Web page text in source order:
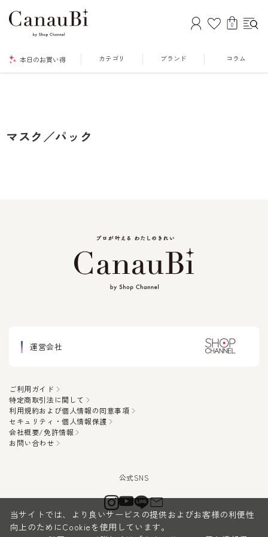
0
本日のお買い得 カテゴリ ブランド コラム
マスク／パック
運営会社
ご利用ガイド
特定商取引法に関して
利用規約および個人情報の同意事項
セキュリティ・個人情報保護
会社概要/免許情報
お問い合わせ
当サイトでは、より良いサービスの提供およびお客様の利便性
向上のためにCookieを使用しています。